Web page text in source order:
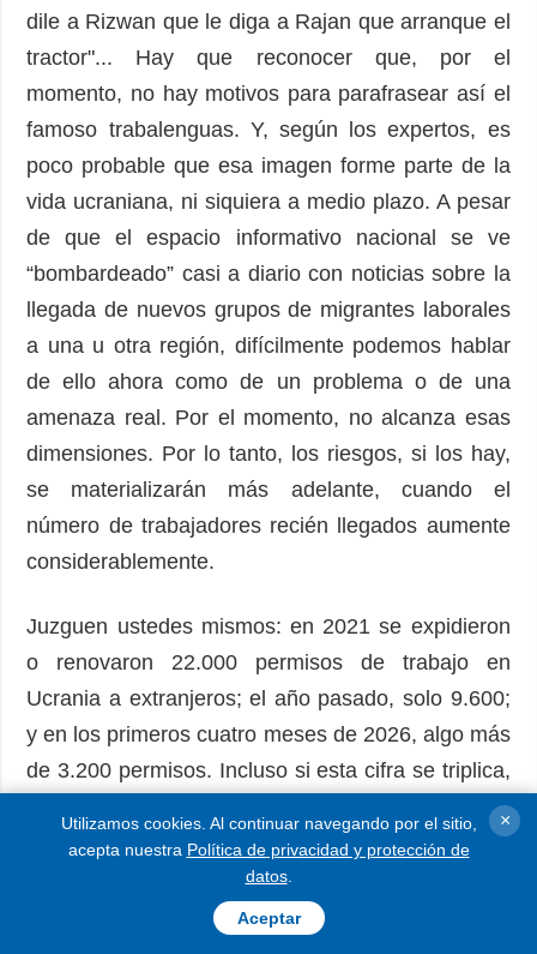
dile a Rizwan que le diga a Rajan que arranque el
tractor"... Hay que reconocer que, por el
momento, no hay motivos para parafrasear así el
famoso trabalenguas. Y, según los expertos, es
poco probable que esa imagen forme parte de la
vida ucraniana, ni siquiera a medio plazo. A pesar
de que el espacio informativo nacional se ve
“bombardeado” casi a diario con noticias sobre la
llegada de nuevos grupos de migrantes laborales
a una u otra región, difícilmente podemos hablar
de ello ahora como de un problema o de una
amenaza real. Por el momento, no alcanza esas
dimensiones. Por lo tanto, los riesgos, si los hay,
se materializarán más adelante, cuando el
número de trabajadores recién llegados aumente
considerablemente.
Juzguen ustedes mismos: en 2021 se expidieron
o renovaron 22.000 permisos de trabajo en
Ucrania a extranjeros; el año pasado, solo 9.600;
y en los primeros cuatro meses de 2026, algo más
de 3.200 permisos. Incluso si esta cifra se triplica,
cuadruplica o quintuplica de aquí a finales de año,
es prematuro dar la voz de alarma.
Pero unos años después de la guerra, que ahora
Utilizamos cookies. Al continuar navegando por el sitio,
acepta nuestra Política de privacidad y protección de
datos.
Aceptar
×